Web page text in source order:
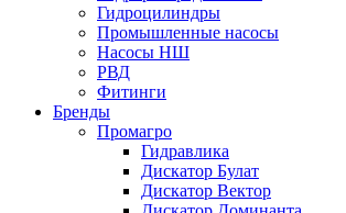
Гидроцилиндры
Промышленные насосы
Насосы НШ
РВД
Фитинги
Бренды
Промагро
Гидравлика
Дискатор Булат
Дискатор Вектор